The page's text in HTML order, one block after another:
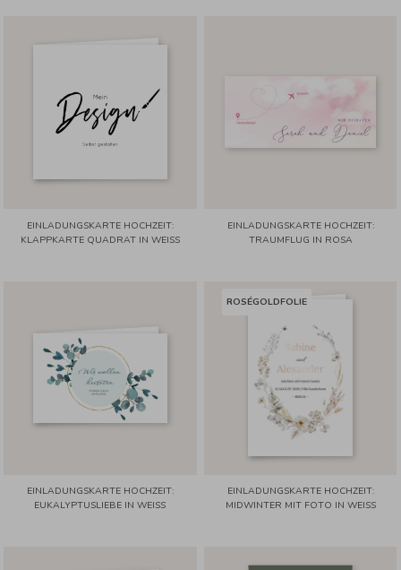
EINLADUNGSKARTE HOCHZEIT:
KLAPPKARTE QUADRAT IN WEISS
EINLADUNGSKARTE HOCHZEIT:
TRAUMFLUG IN ROSA
EINLADUNGSKARTE HOCHZEIT:
EUKALYPTUSLIEBE IN WEISS
ROSÉGOLDFOLIE
EINLADUNGSKARTE HOCHZEIT:
MIDWINTER MIT FOTO IN WEISS